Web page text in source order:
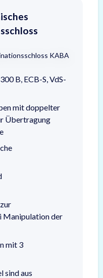
B, ECB-S, VdS-
mit doppelter
Übertragung
Manipulation der
mit 3
sind aus